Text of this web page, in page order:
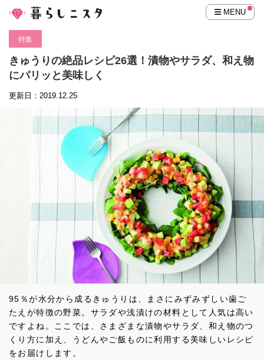
MENU
特集
きゅうりの絶品レシピ26選！漬物やサラダ、和え物
にパリッと美味しく
更新日：2019.12.25
95％が水分から成るきゅうりは、まさにみずみずしい歯ご
たえが特徴の野菜。サラダや浅漬けの材料として人気は高い
ですよね。ここでは、さまざまな漬物やサラダ、和え物のつ
くり方に加え、うどんやご飯ものに利用する美味しいレシピ
をお届けします。